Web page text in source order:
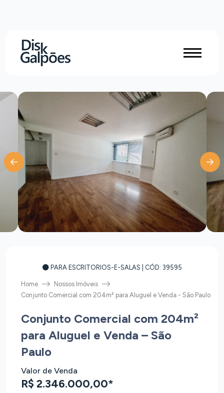
PARA ESCRITORIOS-E-SALAS | CÓD: 39595
Home
Nossos Imóveis
Conjunto Comercial com 204m² para Aluguel e Venda - São Paulo
Conjunto Comercial com 204m²
para Aluguel e Venda – São
Paulo
Valor de Venda
R$ 2.346.000,00*